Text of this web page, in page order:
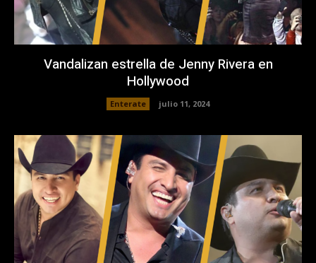
Vandalizan estrella de Jenny Rivera en
Hollywood
Enterate julio 11, 2024